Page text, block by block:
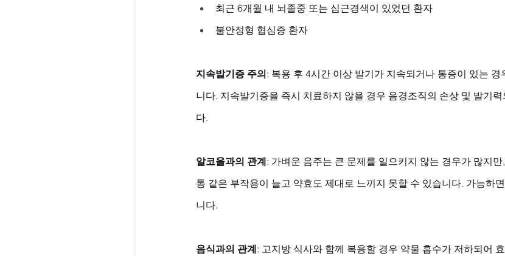
최근 6개월 내 뇌졸중 또는 심근경색이 있었던 환자
불안정형 협심증 환자
지속발기증 주의: 복용 후 4시간 이상 발기가 지속되거나 통증이 있는
니다. 지속발기증을 즉시 치료하지 않을 경우 음경조직의 손상 및 발기
다.
알코올과의 관계: 가벼운 음주는 큰 문제를 일으키지 않는 경우가 많지
통 같은 부작용이 늘고 약효도 제대로 느끼지 못할 수 있습니다. 가능하
니다.
음식과의 관계: 고지방 식사와 함께 복용할 경우 약물 흡수가 저하되어